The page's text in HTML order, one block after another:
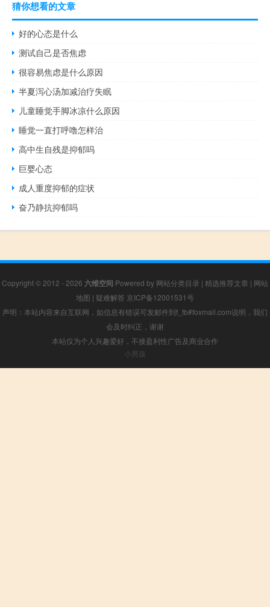
猜你想看的文章
好的心态是什么
测试自己是否焦虑
很容易焦虑是什么原因
半夏泻心汤加减治疗失眠
儿童睡觉手脚冰凉什么原因
睡觉一直打呼噜怎样治
高中生自残是抑郁吗
巨婴心态
成人重度抑郁的症状
奋乃静抗抑郁吗
Copyright © 2012 - 2026 六维空间 Powered by 网站分类目录 | 精选推荐文章 | 网站
地图 | 疑难解答 京ICP备12001531号
声明：本站内容来自互联网，如信息有错误可发邮件到f_fb#foxmail.com说明，我们
会及时纠正，谢谢
本站仅为个人兴趣爱好，不接盈利性广告及商业合作
小男孩